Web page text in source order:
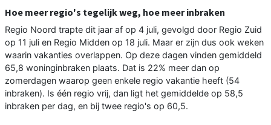
Hoe meer regio's tegelijk weg, hoe meer inbraken
Regio Noord trapte dit jaar af op 4 juli, gevolgd door Regio Zuid
op 11 juli en Regio Midden op 18 juli. Maar er zijn dus ook weken
waarin vakanties overlappen. Op deze dagen vinden gemiddeld
65,8 woninginbraken plaats. Dat is 22% meer dan op
zomerdagen waarop geen enkele regio vakantie heeft (54
inbraken). Is één regio vrij, dan ligt het gemiddelde op 58,5
inbraken per dag, en bij twee regio's op 60,5.